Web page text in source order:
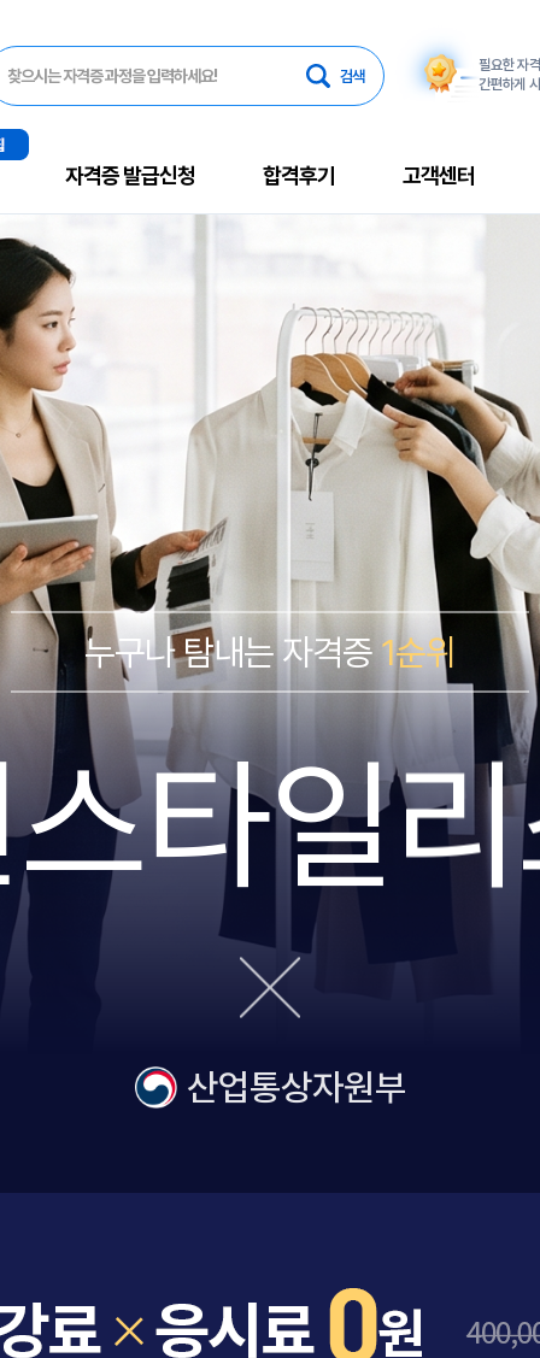
찾으시는 자격증 과정을 입력하세요!
필요한 자
간편하게
자격증 발급신청 합격후기 고객센터
누구나 탐내는 자격증 1순위
타일
산업통상자원부